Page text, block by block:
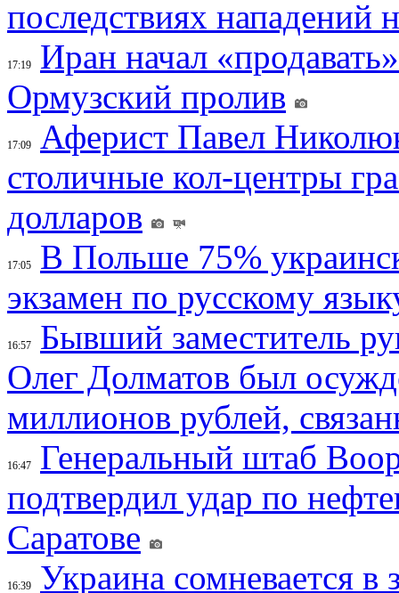
последствиях нападений
17:19
Иран начал
Ормузский пролив
17:09
Аферист Павел
столичные кол-центры
долларов
17:05
В Польше 75%
экзамен по русскому
16:57
Бывший заместитель
Олег Долматов был
миллионов рублей,
16:47
Генеральный штаб
подтвердил удар по
Саратове
16:39
Украина сомневается в